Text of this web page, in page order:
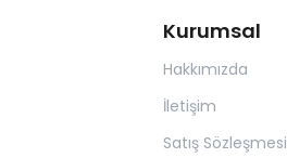
Kurumsal
Hakkımızda
İletişim
Satış Sözleşmesi